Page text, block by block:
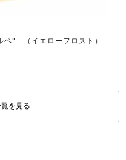
ベ" （イエローフロスト）
を見る